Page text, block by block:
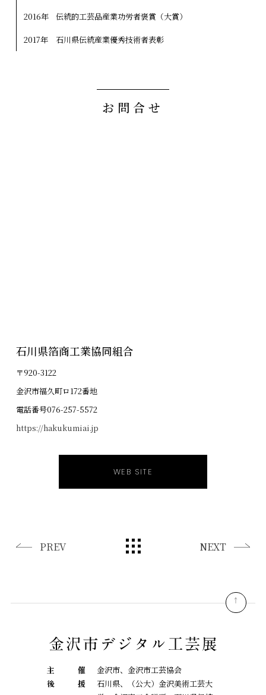
2016年 伝統的工芸品産業功労者褒賞（大賞）
2017年 石川県伝統産業優秀技術者表彰
お問合せ
石川県箔商工業協同組合
〒920-3122
金沢市福久町ロ172番地
電話番号076-257-5572
https://hakukumiai.jp
WEB SITE
PREV NEXT
主 催
金沢市、金沢市工芸協会
後
援
石川県、（公大）金沢美術工芸大